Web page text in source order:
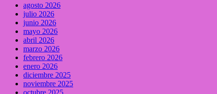
agosto 2026
julio 2026
junio 2026
mayo 2026
abril 2026
marzo 2026
febrero 2026
enero 2026
diciembre 2025
noviembre 2025
octubre 2025